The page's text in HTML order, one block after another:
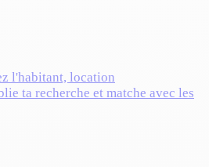
l'habitant, location
ta recherche et matche avec les